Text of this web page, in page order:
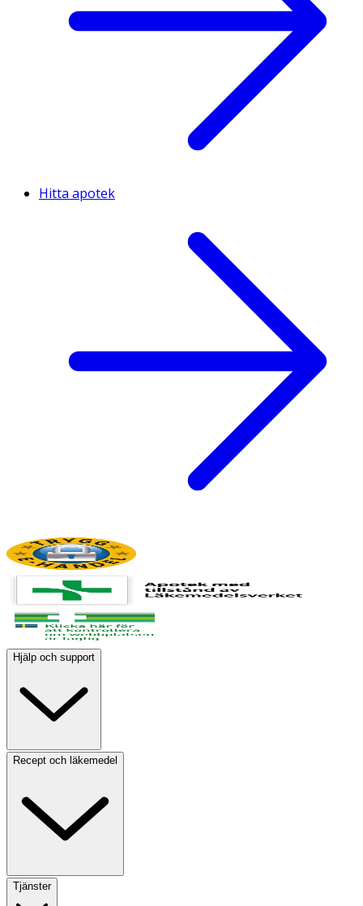
Hitta apotek
Hjälp och support
Recept och läkemedel
Tjänster